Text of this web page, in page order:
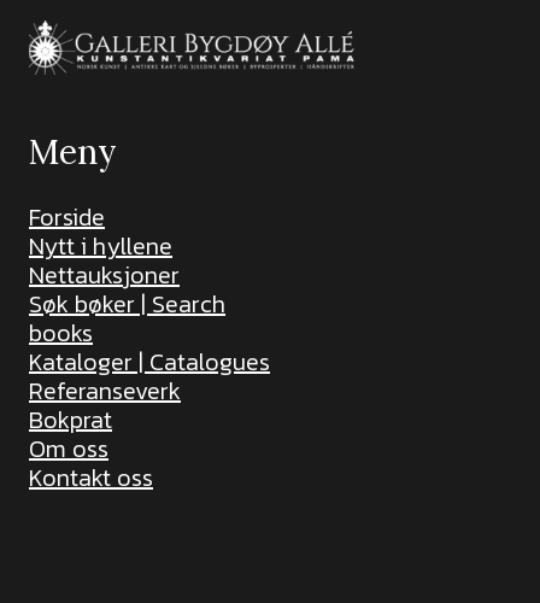
Meny
Forside
Nytt i hyllene
Nettauksjoner
Søk bøker | Search
books
Kataloger | Catalogues
Referanseverk
Bokprat
Om oss
Kontakt oss